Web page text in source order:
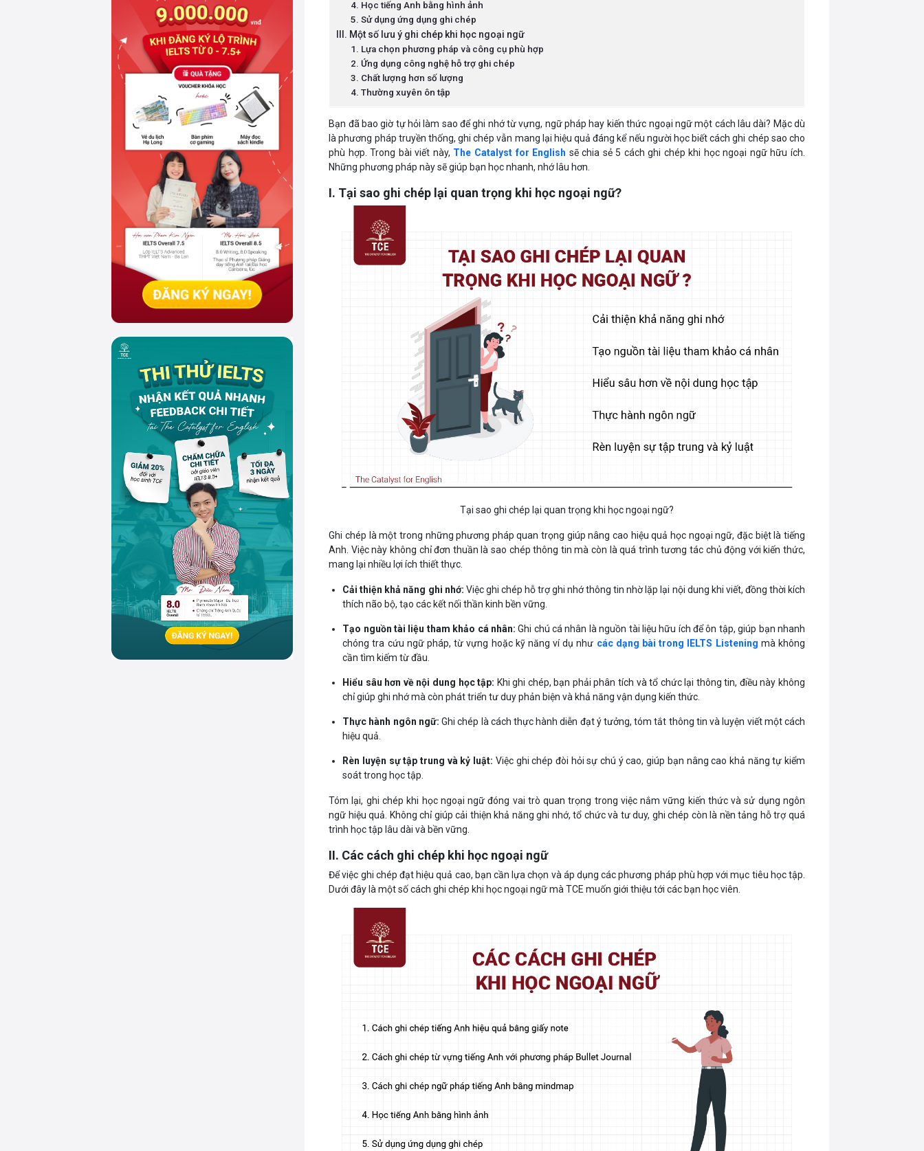
4. Học tiếng Anh bằng hình ảnh
5. Sử dụng ứng dụng ghi chép
III. Một số lưu ý ghi chép khi học ngoại ngữ
1. Lựa chọn phương pháp và công cụ phù hợp
2. Ứng dụng công nghệ hỗ trợ ghi chép
3. Chất lượng hơn số lượng
4. Thường xuyên ôn tập
Bạn đã bao giờ tự hỏi làm sao để ghi nhớ từ vựng, ngữ pháp hay kiến thức ngoại ngữ một cách lâu dài? Mặc dù
là phương pháp truyền thống, ghi chép vẫn mang lại hiệu quả đáng kể nếu người học biết cách ghi chép sao cho
phù hợp. Trong bài viết này, The Catalyst for English sẽ chia sẻ 5 cách ghi chép khi học ngoại ngữ hữu ích.
Những phương pháp này sẽ giúp bạn học nhanh, nhớ lâu hơn.
I. Tại sao ghi chép lại quan trọng khi học ngoại ngữ?
Tại sao ghi chép lại quan trọng khi học ngoại ngữ?
Ghi chép là một trong những phương pháp quan trọng giúp nâng cao hiệu quả học ngoại ngữ, đặc biệt là tiếng
Anh. Việc này không chỉ đơn thuần là sao chép thông tin mà còn là quá trình tương tác chủ động với kiến thức,
mang lại nhiều lợi ích thiết thực.
Cải thiện khả năng ghi nhớ: Việc ghi chép hỗ trợ ghi nhớ thông tin nhờ lặp lại nội dung khi viết, đồng thời kích
thích não bộ, tạo các kết nối thần kinh bền vững.
Tạo nguồn tài liệu tham khảo cá nhân:Ghi chú cá nhân là nguồn tài liệu hữu ích để ôn tập, giúp bạn nhanh
chóng tra cứu ngữ pháp, từ vựng hoặc kỹ năng ví dụ như các dạng bài trong IELTS Listening mà không
cần tìm kiếm từ đầu.
Hiểu sâu hơn về nội dung học tập: Khi ghi chép, bạn phải phân tích và tổ chức lại thông tin, điều này không
chỉ giúp ghi nhớ mà còn phát triển tư duy phản biện và khả năng vận dụng kiến thức.
Thực hành ngôn ngữ:Ghi chép là cách thực hành diễn đạt ý tưởng, tóm tắt thông tin và luyện viết một cách
hiệu quả.
Rèn luyện sự tập trung và kỷ luật: Việc ghi chép đòi hỏi sự chú ý cao, giúp bạn nâng cao khả năng tự kiểm
soát trong học tập.
Tóm lại, ghi chép khi học ngoại ngữ đóng vai trò quan trọng trong việc nắm vững kiến thức và sử dụng ngôn
ngữ hiệu quả. Không chỉ giúp cải thiện khả năng ghi nhớ, tổ chức và tư duy, ghi chép còn là nền tảng hỗ trợ quá
trình học tập lâu dài và bền vững.
II. Các cách ghi chép khi học ngoại ngữ
Để việc ghi chép đạt hiệu quả cao, bạn cần lựa chọn và áp dụng các phương pháp phù hợp với mục tiêu học tập.
Dưới đây là một số cách ghi chép khi học ngoại ngữ mà TCE muốn giới thiệu tới các bạn học viên.